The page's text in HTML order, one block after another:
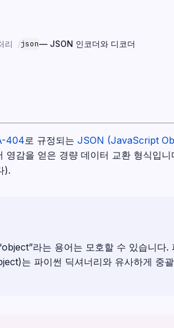
리 json— JSON 인코더와 디코더
404로 규정되는 JSON (JavaScript
영감을 얻은 경량 데이터 교환 형식입니
).
라는 용어는 모호할 수 있습니다.
는 파이썬 딕셔너리와 유사하게 중